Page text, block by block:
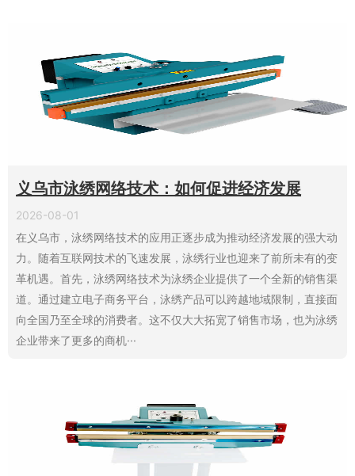
义乌市泳绣网络技术：如何促进经济发展
2026-08-01
在义乌市，泳绣网络技术的应用正逐步成为推动经济发展的强大动
力。随着互联网技术的飞速发展，泳绣行业也迎来了前所未有的变
革机遇。首先，泳绣网络技术为泳绣企业提供了一个全新的销售渠
道。通过建立电子商务平台，泳绣产品可以跨越地域限制，直接面
向全国乃至全球的消费者。这不仅大大拓宽了销售市场，也为泳绣
企业带来了更多的商机···